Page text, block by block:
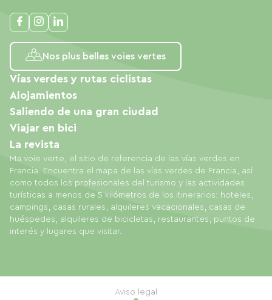
Nos plus belles voies vertes
Ma voie verte, el sitio de referencia de las vías verdes en
Francia. Encuentra el mapa de las vías verdes de Francia, así
como todos los profesionales del turismo y las actividades
turísticas a menos de 5 kilómetros de los itinerarios: hoteles,
campings, casas rurales, alquileres vacacionales, casas de
huéspedes, alquileres de bicicletas, restaurantes, puntos de
interés y lugares que visitar.
Vías verdes y rutas ciclistas
Alojamientos
Saliendo de una gran ciudad
Viajar en bici
La revista
Aviso legal